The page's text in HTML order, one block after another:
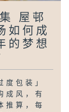
屋邨
如何成
的梦想
度包装」
成风，有
推算，每